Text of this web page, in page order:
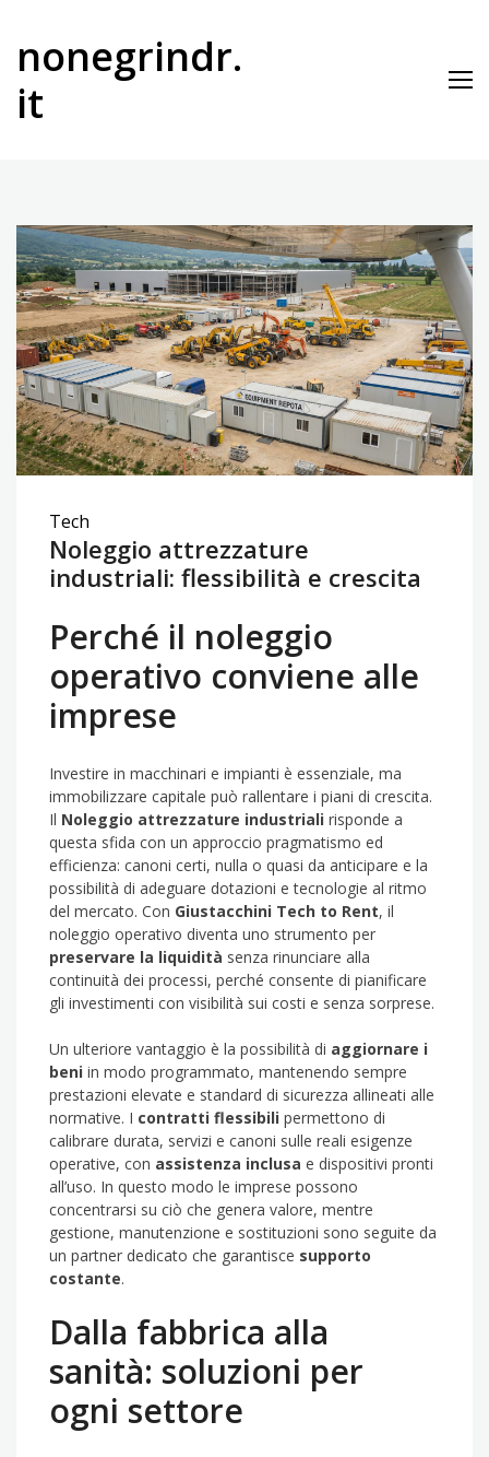
contenuto
nonegrindr.
it
Tech
Noleggio attrezzature
industriali: flessibilità e crescita
Perché il noleggio
operativo conviene alle
imprese
Investire in macchinari e impianti è essenziale, ma
immobilizzare capitale può rallentare i piani di crescita.
Il Noleggio attrezzature industriali risponde a
questa sfida con un approccio pragmatismo ed
efficienza: canoni certi, nulla o quasi da anticipare e la
possibilità di adeguare dotazioni e tecnologie al ritmo
del mercato. Con Giustacchini Tech to Rent, il
noleggio operativo diventa uno strumento per
preservare la liquidità senza rinunciare alla
continuità dei processi, perché consente di pianificare
gli investimenti con visibilità sui costi e senza sorprese.
Un ulteriore vantaggio è la possibilità di aggiornare i
beni in modo programmato, mantenendo sempre
prestazioni elevate e standard di sicurezza allineati alle
normative. I contratti flessibili permettono di
calibrare durata, servizi e canoni sulle reali esigenze
operative, con assistenza inclusa e dispositivi pronti
all’uso. In questo modo le imprese possono
concentrarsi su ciò che genera valore, mentre
gestione, manutenzione e sostituzioni sono seguite da
un partner dedicato che garantisce supporto
costante.
Dalla fabbrica alla
sanità: soluzioni per
ogni settore